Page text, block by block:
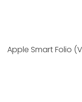
Apple Smart Folio